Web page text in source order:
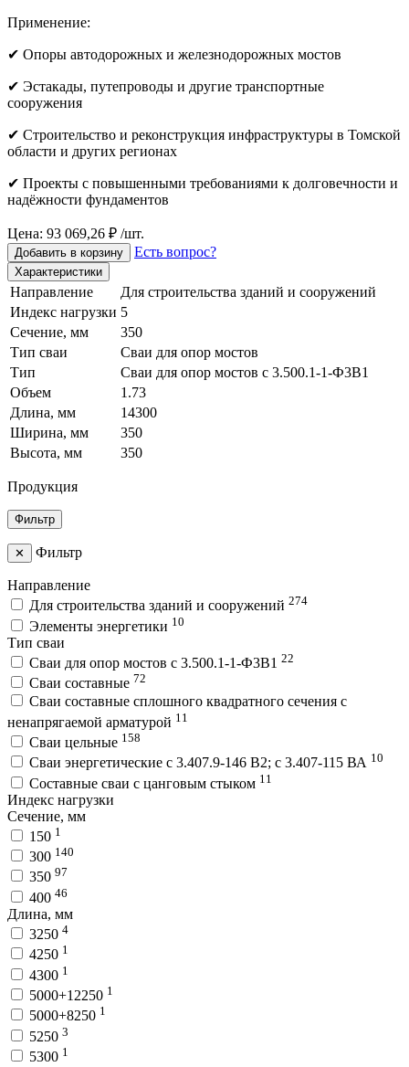
Применение:
✔ Опоры автодорожных и железнодорожных мостов
✔ Эстакады, путепроводы и другие транспортные
сооружения
✔ Строительство и реконструкция инфраструктуры в Томской
области и других регионах
✔ Проекты с повышенными требованиями к долговечности и
надёжности фундаментов
Цена: 93 069,26 ₽ /шт.
Добавить в корзину Есть вопрос?
Характеристики
Направление
Для строительства зданий и сооружений
Индекс нагрузки 5
Сечение, мм
350
Тип сваи
Сваи для опор мостов
Тип
Сваи для опор мостов с 3.500.1-1-Ф3В1
Объем
1.73
Длина, мм
14300
Ширина, мм
350
Высота, мм
350
Продукция
Фильтр
✕ Фильтр
Направление
Для строительства зданий и сооружений 274
Элементы энергетики 10
Тип сваи
Сваи для опор мостов с 3.500.1-1-Ф3В1 22
Сваи составные 72
Сваи составные сплошного квадратного сечения с
ненапрягаемой арматурой 11
Сваи цельные 158
Сваи энергетические с 3.407.9-146 В2; с 3.407-115 ВА 10
Составные сваи с цанговым стыком 11
Индекс нагрузки
Сечение, мм
150 1
300 140
350 97
400 46
Длина, мм
3250 4
4250 1
4300 1
5000+12250 1
5000+8250 1
5250 3
5300 1